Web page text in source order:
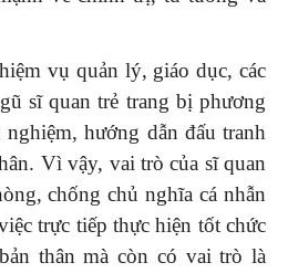
vụ quản lý, giáo dục, các
sĩ quan trẻ trang bị phương
hướng dẫn đấu tranh
Vì vậy, vai trò của sĩ quan
chống chủ nghĩa cá nhẫn
trực tiếp thực hiện tốt chức
thân mà còn có vai trò là